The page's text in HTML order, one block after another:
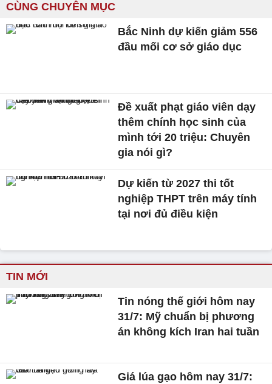
CÙNG CHUYÊN MỤC
Bắc Ninh dự kiến giảm 556
đầu mối cơ sở giáo dục
Đề xuất phạt giáo viên dạy
thêm chính học sinh của
mình tới 20 triệu: Chuyên
gia nói gì?
Dự kiến từ 2027 thi tốt
nghiệp THPT trên máy tính
tại nơi đủ điều kiện
TIN MỚI
Tin nóng thế giới hôm nay
31/7: Mỹ chuẩn bị phương
án không kích Iran hai tuần
Giá lúa gạo hôm nay 31/7: